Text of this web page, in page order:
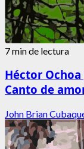
7 min de lectura
Héctor Ochoa
Canto de
John Brian